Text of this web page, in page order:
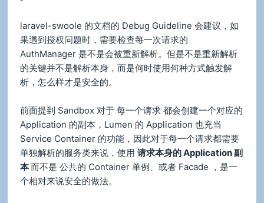
laravel-swoole 的文档的 Debug Guideline 会建议，如
果遇到授权问题时，需要检查每一次请求的
AuthManager 是不是会被重新解析。但是不是重新解析
的关键并不是解析本身，而是何时使用何种方式触发解
析，怎么样才是安全的。
前面提到 Sandbox 对于 每一个请求 都会创建一个对应的
Application 的副本，Lumen 的 Application 也充当
Service Container 的功能，因此对于每一个请求都需要
单独解析的服务类来说，使用请求本身的 Application 副
本而不是 公共的 Container 单例、或者 Facade ，是一
个相对来说安全的做法。